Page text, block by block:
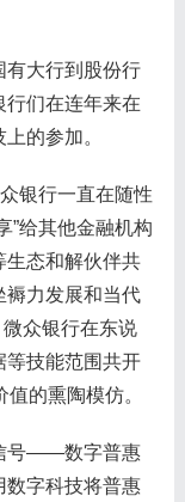
有大行到股份行
行们在连年来在
的参加。
银行一直在随性
”给其他金融机构
生态和解伙伴共
褥力发展和当代
众银行在东说
等技能范围共开
的熏陶模仿。
号——数字普惠
数字科技将普惠